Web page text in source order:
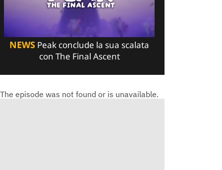
NEWS Peak conclude la sua scalata
con The Final Ascent